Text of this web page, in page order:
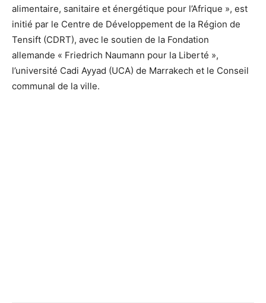
alimentaire, sanitaire et énergétique pour l’Afrique », est
initié par le Centre de Développement de la Région de
Tensift (CDRT), avec le soutien de la Fondation
allemande « Friedrich Naumann pour la Liberté »,
l’université Cadi Ayyad (UCA) de Marrakech et le Conseil
communal de la ville.